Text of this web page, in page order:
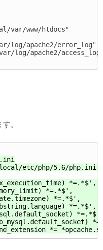
var/www/htdocs"
log/apache2/error_log"
log/apache2/
。
etc/php/5.6/php.ini
*=.*$',
*=.*$',
*=.*$',